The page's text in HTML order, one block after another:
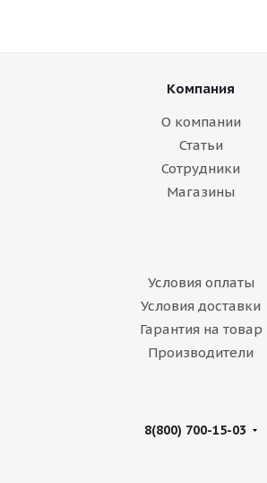
Компания
О компании
Статьи
Сотрудники
Магазины
Условия оплаты
Условия доставки
Гарантия на товар
Производители
8(800) 700-15-03